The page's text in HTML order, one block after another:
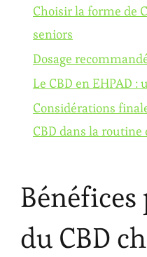
Choisir la forme de
seniors
Dosage
Le CBD en EHPAD :
Considérations
CBD dans la routine
du CBD